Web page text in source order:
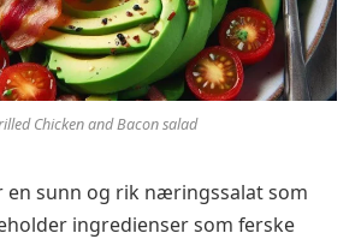
Chicken and Bacon salad
en sunn og rik næringssalat som
ingredienser som ferske